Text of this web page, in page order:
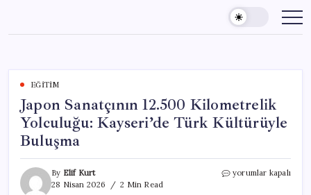
content
EĞITIM
Japon Sanatçının 12.500 Kilometrelik
Yolculuğu: Kayseri’de Türk Kültürüyle
Buluşma
By Elif Kurt
28 Nisan 2026
2 Min Read
Japon
yorumlar kapalı